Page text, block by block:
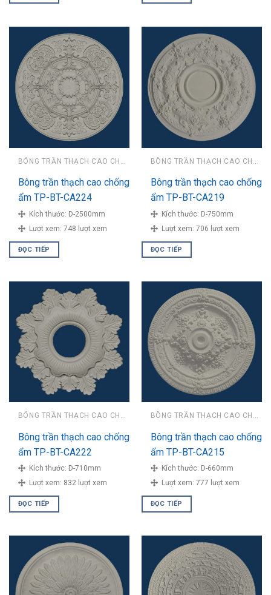
Bông trần thạch cao chống
ẩm TP-BT-CA224
Kích thước: D-2500mm
Lượt xem: 748 lượt xem
ĐỌC TIẾP
Bông trần thạch cao chống
ẩm TP-BT-CA219
Kích thước: D-750mm
Lượt xem: 706 lượt xem
ĐỌC TIẾP
BÔNG TRẦN THẠCH CAO CHỐNG ẨM
Bông trần thạch cao chống
ẩm TP-BT-CA222
Kích thước: D-710mm
Lượt xem: 832 lượt xem
ĐỌC TIẾP
BÔNG TRẦN THẠCH CAO CHỐNG ẨM
Bông trần thạch cao chống
ẩm TP-BT-CA215
Kích thước: D-660mm
Lượt xem: 777 lượt xem
ĐỌC TIẾP